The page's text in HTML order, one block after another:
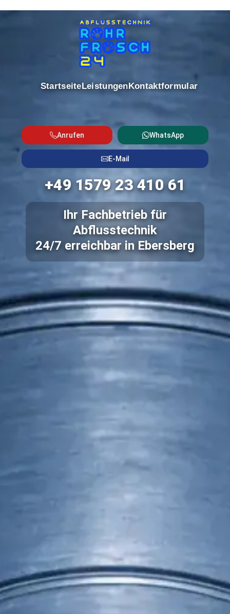
StartseiteLeistungenKontaktformular
Anrufen WhatsApp
E-Mail
+49 1579 23 410 61
Ihr Fachbetrieb für
Abflusstechnik
24/7 erreichbar in Ebersberg